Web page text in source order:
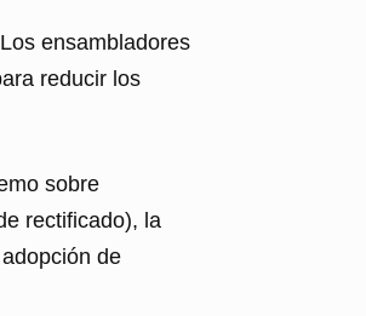
ensambladores
reducir los
sobre
rectificado), la
de